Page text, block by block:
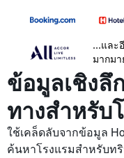
...และ
มากมา
ข้อมูลเชิงลึ
ทางสำหรับ
ใช้เคล็ดลับจากข้อมูล
ค้นหาโรงแรมสำหรับท